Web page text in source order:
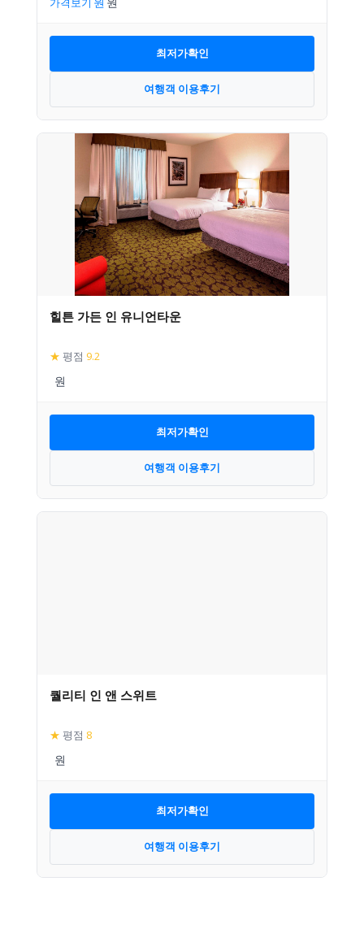
최저가확인
여행객 이용후기
힐튼 가든 인 유니언타운
★ 평점 9.2
최저가확인
여행객 이용후기
퀄리티 인 앤 스위트
★ 평점 8
최저가확인
여행객 이용후기